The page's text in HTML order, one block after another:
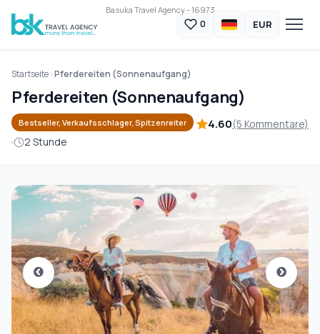
Basuka Travel Agency - 16973
0 EUR
Startseite Pferdereiten (Sonnenaufgang)
Pferdereiten (Sonnenaufgang)
Bestseller, Verkaufsschlager, Spitzenreiter 4.60(5 Kommentare)
2 Stunde